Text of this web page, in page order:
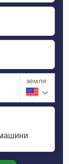
земля